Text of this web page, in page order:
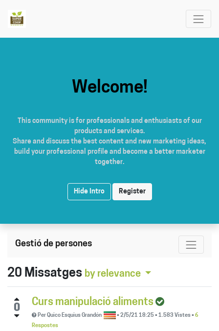
Welcome!
This community is for professionals and enthusiasts of our
products and services.
Share and discuss the best content and new marketing ideas,
build your professional profile and become a better marketer
together.
Hide Intro Register
Gestió de persones
20 Missatges by relevance
0
Curs manipulació aliments
PerQuico Esquius Grandón •2/5/21 18:25 •1.583 Vistes•6
Respostes